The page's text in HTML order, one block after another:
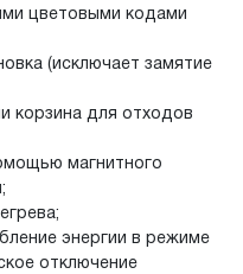
цветовыми кодами
(исключает замятие
корзина для отходов
магнитного
энергии в режиме
отключение